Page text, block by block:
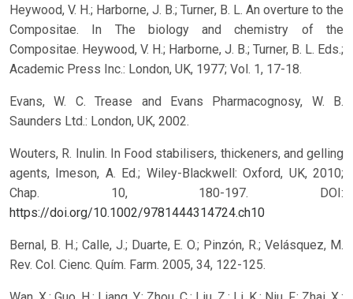
Heywood, V. H.; Harborne, J. B.; Turner, B. L. An overture to the
Compositae. In The biology and chemistry of the
Compositae. Heywood, V. H.; Harborne, J. B.; Turner, B. L. Eds.;
Academic Press Inc.: London, UK, 1977; Vol. 1, 17-18.
Evans, W. C. Trease and Evans Pharmacognosy, W. B.
Saunders Ltd.: London, UK, 2002.
Wouters, R. Inulin. In Food stabilisers, thickeners, and gelling
agents, Imeson, A. Ed.; Wiley-Blackwell: Oxford, UK, 2010;
Chap. 10, 180-197. DOI:
https://doi.org/10.1002/9781444314724.ch10
Bernal, B. H.; Calle, J.; Duarte, E. O.; Pinzón, R.; Velásquez, M.
Rev. Col. Cienc. Quím. Farm. 2005, 34, 122-125.